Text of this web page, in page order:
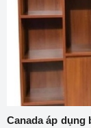
Canada áp